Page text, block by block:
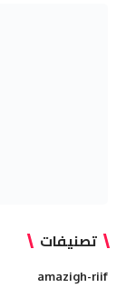
تصنيفات
amazigh-riif